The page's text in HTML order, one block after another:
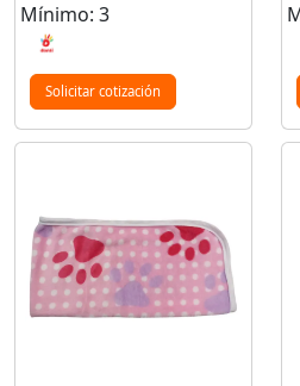
Mínimo: 3
Solicitar cotización